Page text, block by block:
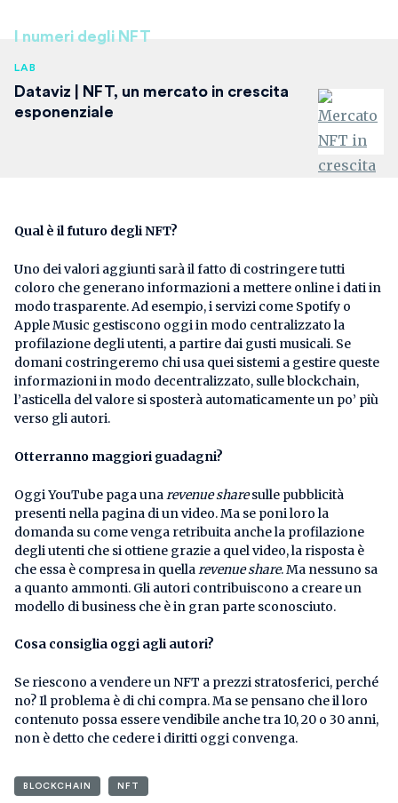
I numeri degli NFT
LAB
Dataviz | NFT, un mercato in crescita
esponenziale
Qual è il futuro degli NFT?
Uno dei valori aggiunti sarà il fatto di costringere tutti
coloro che generano informazioni a mettere online i dati in
modo trasparente. Ad esempio, i servizi come Spotify o
Apple Music gestiscono oggi in modo centralizzato la
profilazione degli utenti, a partire dai gusti musicali. Se
domani costringeremo chi usa quei sistemi a gestire queste
informazioni in modo decentralizzato, sulle blockchain,
l’asticella del valore si sposterà automaticamente un po’ più
verso gli autori.
Otterranno maggiori guadagni?
Oggi YouTube paga una revenue sharesulle pubblicità
presenti nella pagina di un video. Ma se poni loro la
domanda su come venga retribuita anche la profilazione
degli utenti che si ottiene grazie a quel video, la risposta è
che essa è compresa in quella revenue share. Ma nessuno sa
a quanto ammonti. Gli autori contribuiscono a creare un
modello di business che è in gran parte sconosciuto.
Cosa consiglia oggi agli autori?
Se riescono a vendere un NFT a prezzi stratosferici, perché
no? Il problema è di chi compra. Ma se pensano che il loro
contenuto possa essere vendibile anche tra 10, 20 o 30 anni,
non è detto che cedere i diritti oggi convenga.
BLOCKCHAIN NFT